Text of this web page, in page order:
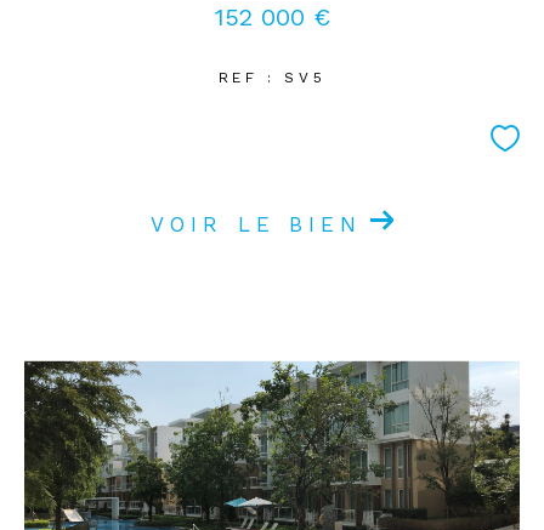
152 000 €
REF : SV5
VOIR LE BIEN